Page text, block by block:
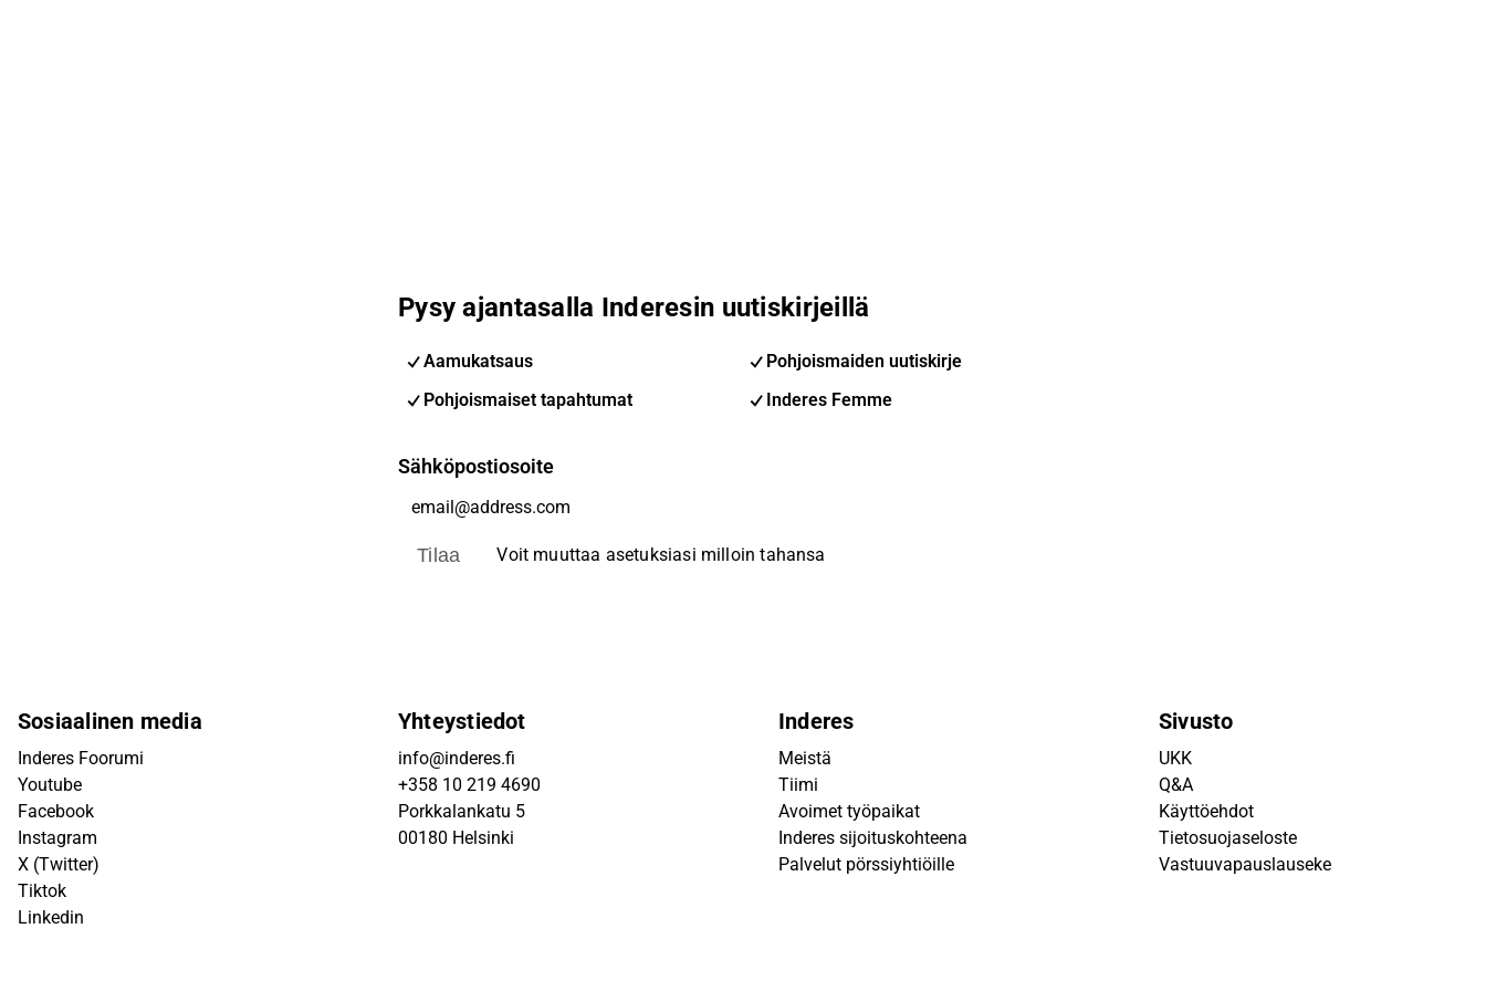
Pysy ajantasalla Inderesin uutiskirjeillä
Aamukatsaus
Pohjoismaiden uutiskirje
Pohjoismaiset tapahtumat
Inderes Femme
Sähköpostiosoite
Tilaa Voit muuttaa asetuksiasi milloin tahansa
Sosiaalinen media
Inderes Foorumi
Youtube
Facebook
Instagram
X (Twitter)
Tiktok
Linkedin
Yhteystiedot
info@inderes.fi
+358 10 219 4690
Porkkalankatu 5
00180 Helsinki
Inderes
Meistä
Tiimi
Avoimet työpaikat
Inderes sijoituskohteena
Palvelut pörssiyhtiöille
Sivusto
UKK
Q&A
Käyttöehdot
Tietosuojaseloste
Vastuuvapauslauseke